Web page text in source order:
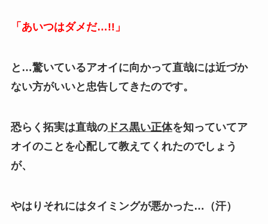
「あいつはダメだ…!!」
と…驚いているアオイに向かって直哉には近づか
ない方がいいと忠告してきたのです。
恐らく拓実は直哉のドス黒い正体を知っていてア
オイのことを心配して教えてくれたのでしょう
が、
やはりそれにはタイミングが悪かった…（汗）